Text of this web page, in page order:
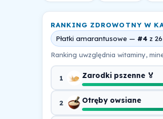
RANKING ZDROWOTNY W
Płatki amarantusowe — #4 z
Ranking uwzględnia witaminy,
1 Zarodki pszenne 🏅
2 Otręby owsiane